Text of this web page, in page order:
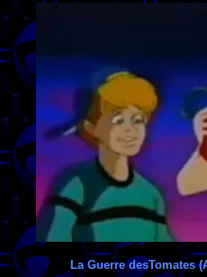
La Guerre desTomates